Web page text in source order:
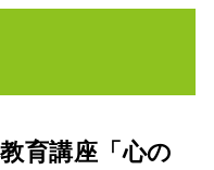
育講座「心の